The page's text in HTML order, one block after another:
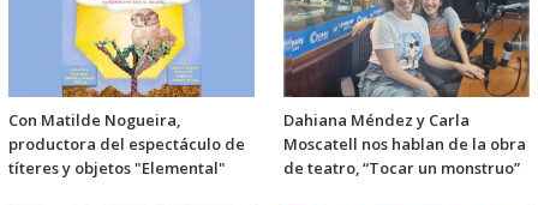
Con Matilde Nogueira,
productora del espectáculo de
títeres y objetos "Elemental"
Dahiana Méndez y Carla
Moscatell nos hablan de la obra
de teatro, “Tocar un monstruo”